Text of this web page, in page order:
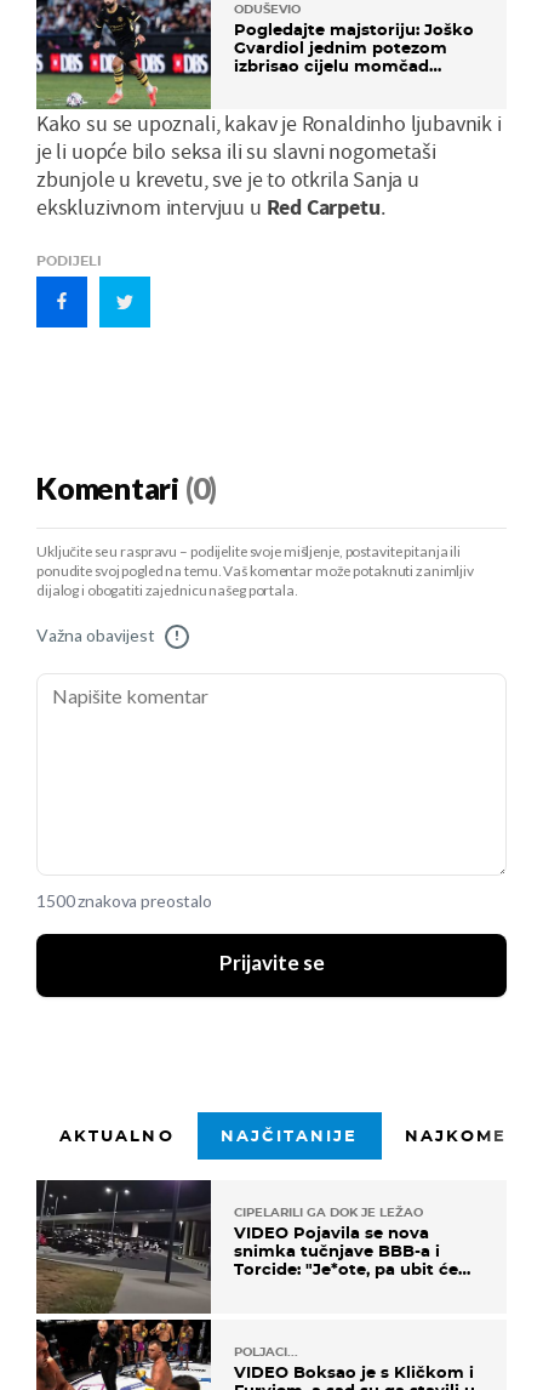
ODUŠEVIO
Pogledajte majstoriju: Joško
Gvardiol jednim potezom
izbrisao cijelu momčad
Kako su se upoznali, kakav je Ronaldinho ljubavnik i
je li uopće bilo seksa ili su slavni nogometaši
zbunjole u krevetu, sve je to otkrila Sanja u
ekskluzivnom intervjuu u Red Carpetu.
PODIJELI
Komentari (0)
Uključite se u raspravu – podijelite svoje mišljenje, postavite pitanja ili
ponudite svoj pogled na temu. Vaš komentar može potaknuti zanimljiv
dijalog i obogatiti zajednicu našeg portala.
Važna obavijest !
1500 znakova preostalo
Prijavite se
AKTUALNO NAJČITANIJE
CIPELARILI GA DOK JE LEŽAO
VIDEO Pojavila se nova
snimka tučnjave BBB-a i
Torcide: "Je*ote, pa ubit će
POLJACI...
VIDEO Boksao je s Kličkom i